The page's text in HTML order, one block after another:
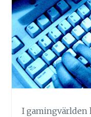
I gamingvärlden